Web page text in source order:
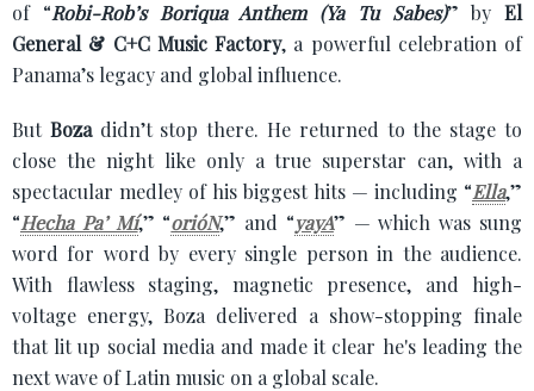
of “Robi-Rob’s Boriqua Anthem (Ya Tu Sabes)” by El
General & C+C Music Factory, a powerful celebration of
Panama’s legacy and global influence.
But Bozadidn’t stop there. He returned to the stage to
close the night like only a true superstar can, with a
spectacular medley of his biggest hits — including “Ella,”
“Hecha Pa’ Mí,” “orióN,” and “yayA” — which was sung
word for word by every single person in the audience.
With flawless staging, magnetic presence, and high-
voltage energy, Boza delivered a show-stopping finale
that lit up social media and made it clear he's leading the
next wave of Latin music on a global scale.